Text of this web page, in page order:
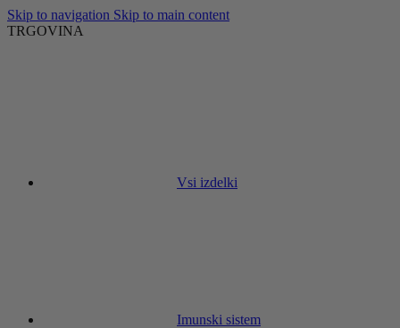
Skip to navigation Skip to main content
TRGOVINA
Vsi izdelki
Imunski sistem